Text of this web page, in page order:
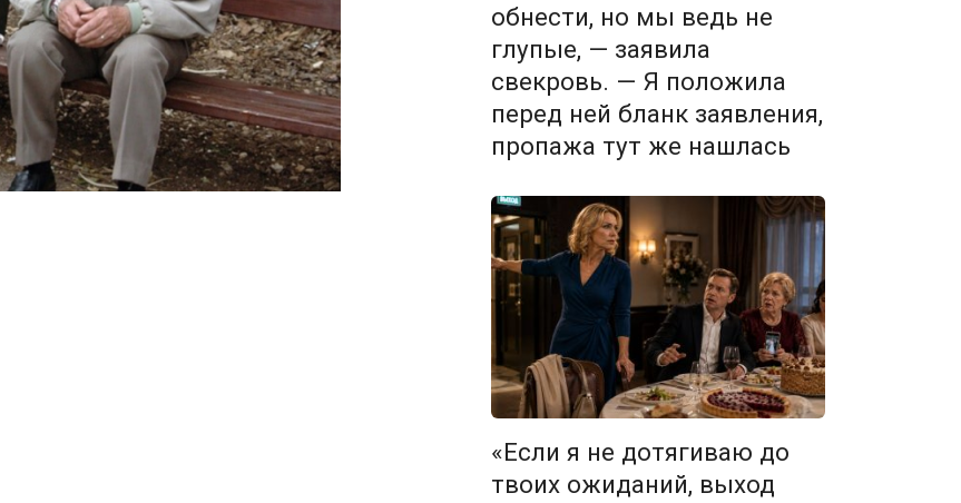
обнести, но мы ведь не
глупые, — заявила
свекровь. — Я положила
перед ней бланк заявления,
пропажа тут же нашлась
«Если я не дотягиваю до
твоих ожиданий, выход